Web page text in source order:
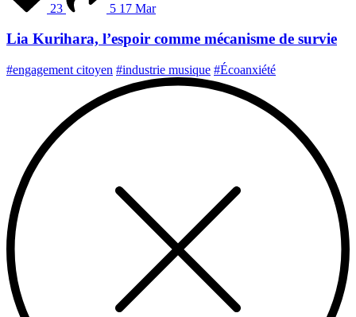
23 5 17 Mar
Lia Kurihara, l’espoir comme mécanisme de survie
#engagement citoyen #industrie musique #Écoanxiété